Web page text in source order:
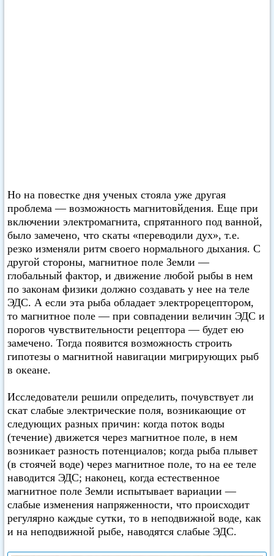
Но на повестке дня ученых стояла уже другая
проблема — возможность магнитовйдения. Еще при
включении электромагнита, спрятанного под ванной,
было замечено, что скаты «переводили дух», т.е.
резко изменяли ритм своего нормального дыхания. С
другой стороны, магнитное поле Земли —
глобальный фактор, и движение любой рыбы в нем
по законам физики должно создавать у нее на теле
ЭДС. А если эта рыба обладает электрорецептором,
то магнитное поле — при совпадении величин ЭДС и
порогов чувствительности рецептора — будет ею
замечено. Тогда появится возможность строить
гипотезы о магнитной навигации мигрирующих рыб
в океане.
Исследователи решили определить, почувствует ли
скат слабые электрические поля, возникающие от
следующих разных причин: когда поток воды
(течение) движется через магнитное поле, в нем
возникает разность потенциалов; когда рыба плывет
(в стоячей воде) через магнитное поле, то на ее теле
наводится ЭДС; наконец, когда естественное
магнитное поле Земли испытывает вариации —
слабые изменения напряженности, что происходит
регулярно каждые сутки, то в неподвижной воде, как
и на неподвижной рыбе, наводятся слабые ЭДС.